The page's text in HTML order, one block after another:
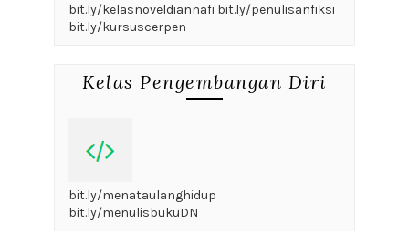
bit.ly/kelasnoveldiannafi bit.ly/penulisanfiksi
bit.ly/kursuscerpen
Kelas Pengembangan Diri
bit.ly/menataulanghidup
bit.ly/menulisbukuDN